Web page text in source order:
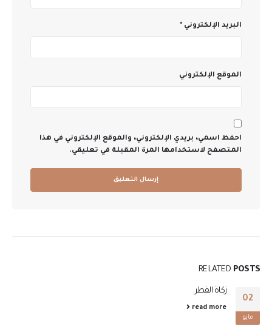
البريد الإلكتروني *
الموقع الإلكتروني
احفظ اسمي، بريدي الإلكتروني، والموقع الإلكتروني في هذا
المتصفح لاستخدامها المرة المقبلة في تعليقي.
RELATED POSTS
02
مايو
زكاة الفطر
read more